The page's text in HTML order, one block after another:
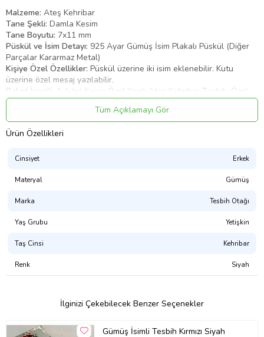
Malzeme: Ateş Kehribar
Tane Şekli: Damla Kesim
Tane Boyutu: 7x11 mm
Püskül ve İsim Detayı: 925 Ayar Gümüş İsim Plakalı Püskül (Diğer
Parçalar Kararmaz Metal)
Kişiye Özel Özellikler: Püskül üzerine iki isim eklenebilir. Kutu
üzerine özel mesaj yazılabilir.
Paket İçeriği:
1 Adet Kişiye Özel Yazılı Ateş Kehribar Tesbih, Özel
Tasarım Ahşap Kutu
Siyahın zarafetiyle tasarlanmış bu tesbih, hem günlük kullanım hem
de koleksiyon için idealdir. Babalar Günü, sevgililer günü veya
Hediye İçin Öneriler:
Bu tesbih, babalar günü, doğum günü, sevgililer günü gibi özel
günlerde hediye edilebilecek zarif ve anlamlı bir seçenektir. Eşinize,
babanıza ya da sevdiklerinize özel bir hediye vermek isterseniz
Ürün Kodu:
Tüm Açıklamayı Gör
Ürün Özellikleri
Cinsiyet Erkek
Materyal Gümüş
Marka Tesbih Otağı
Yaş Grubu Yetişkin
Taş Cinsi Kehribar
Renk Siyah
İlginizi Çekebilecek Benzer Seçenekler
Gümüş İsimli Tesbih Kırmızı Siyah